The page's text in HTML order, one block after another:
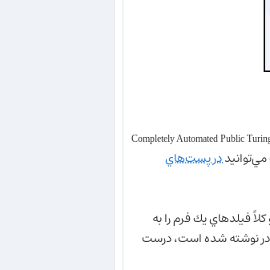
Completely Automated Public
در پست‌هاي
فيلدهاي يك فرم را به
نوشته شده است، درست